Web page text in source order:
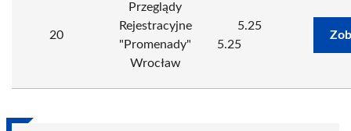
20
Przeglądy
Rejestracyjne
"Promenady"
Wrocław
5.25
5.25